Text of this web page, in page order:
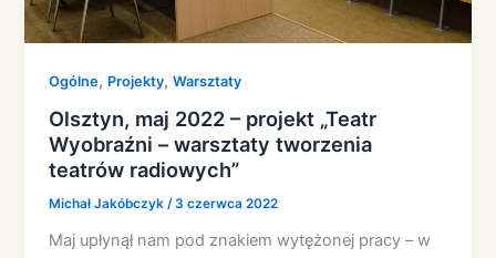
Ogólne, Projekty,Warsztaty
Olsztyn, maj 2022 – projekt „Teatr
Wyobraźni – warsztaty tworzenia
teatrów radiowych”
Michał Jakóbczyk/3 czerwca 2022
Maj upłynął nam pod znakiem wytężonej pracy – w